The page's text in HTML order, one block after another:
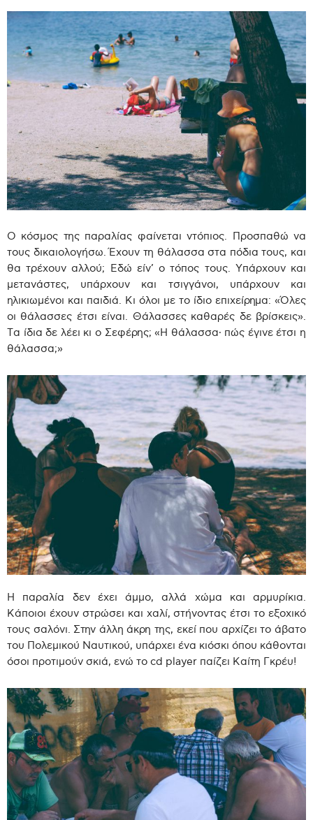
Ο κόσμος της παραλίας φαίνεται ντόπιος. Προσπαθώ να
τους δικαιολογήσω. Έχουν τη θάλασσα στα πόδια τους, και
θα τρέχουν αλλού; Εδώ είν’ ο τόπος τους. Υπάρχουν και
μετανάστες, υπάρχουν και τσιγγάνοι, υπάρχουν και
ηλικιωμένοι και παιδιά. Κι όλοι με το ίδιο επιχείρημα: «Όλες
οι θάλασσες έτσι είναι. Θάλασσες καθαρές δε βρίσκεις».
Τα ίδια δε λέει κι ο Σεφέρης; «Η θάλασσα∙ πώς έγινε έτσι η
θάλασσα;»
Η παραλία δεν έχει άμμο, αλλά χώμα και αρμυρίκια.
Κάποιοι έχουν στρώσει και χαλί, στήνοντας έτσι το εξοχικό
τους σαλόνι. Στην άλλη άκρη της, εκεί που αρχίζει το άβατο
του Πολεμικού Ναυτικού, υπάρχει ένα κιόσκι όπου κάθονται
όσοι προτιμούν σκιά, ενώ το cd player παίζει Καίτη Γκρέυ!